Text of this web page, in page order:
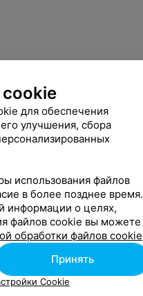
для обеспечения
улучшения, сбора
использования файлов
в более позднее время.
информации о целях,
файлов cookie вы можете
обработки файлов cookie
Принять
Cookie